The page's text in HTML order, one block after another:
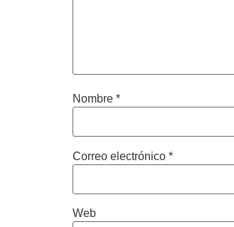
Nombre *
Correo electrónico *
Web